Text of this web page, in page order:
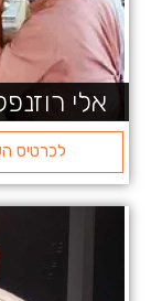
אלי
לכרטיס